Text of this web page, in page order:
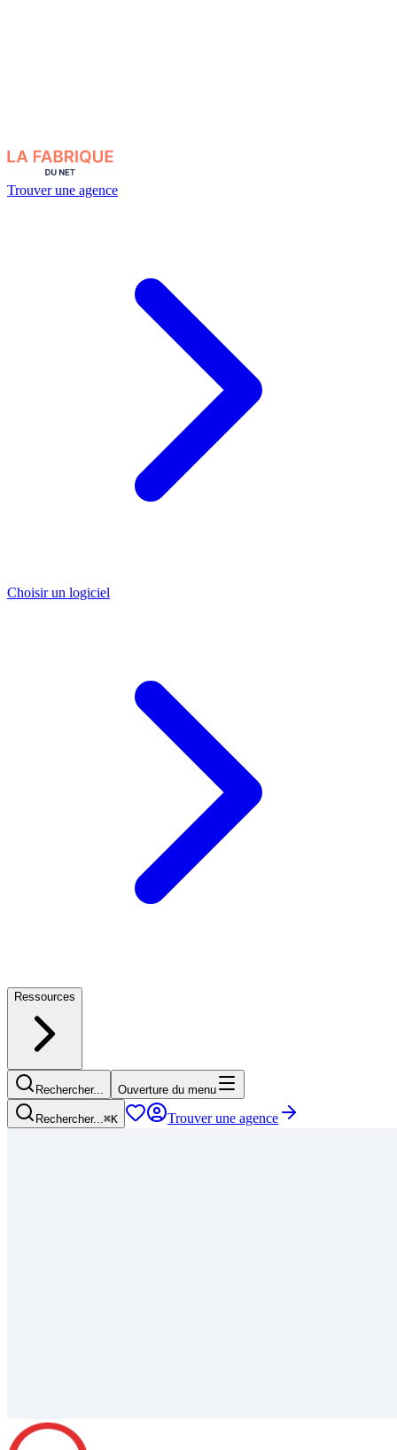
Trouver une agence
Choisir un logiciel
Ressources
Rechercher... Ouverture du menu
Rechercher...⌘K Trouver une agence